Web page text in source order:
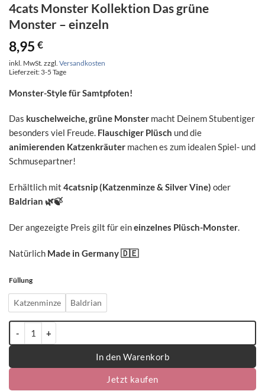
4cats Monster Kollektion Das grüne
Monster – einzeln
8,95 €
inkl. MwSt. zzgl. Versandkosten
Lieferzeit: 3-5 Tage
Monster-Style für Samtpfoten!
Das kuschelweiche, grüne Monster macht Deinem Stubentiger
besonders viel Freude. Flauschiger Plüsch und die
animierenden Katzenkräuter machen es zum idealen Spiel- und
Schmusepartner!
Erhältlich mit 4catsnip (Katzenminze & Silver Vine) oder
Baldrian 🌿🍃
Der angezeigte Preis gilt für eineinzelnes Plüsch-Monster.
Natürlich Made in Germany🇩🇪
Füllung
Katzenminze Baldrian
In den Warenkorb
Jetzt kaufen